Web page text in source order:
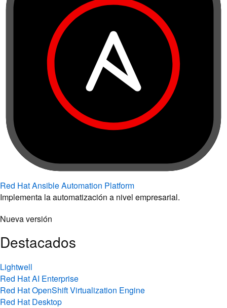
Red Hat Ansible Automation Platform
Implementa la automatización a nivel empresarial.
Nueva versión
Destacados
Lightwell
Red Hat AI Enterprise
Red Hat OpenShift Virtualization Engine
Red Hat Desktop